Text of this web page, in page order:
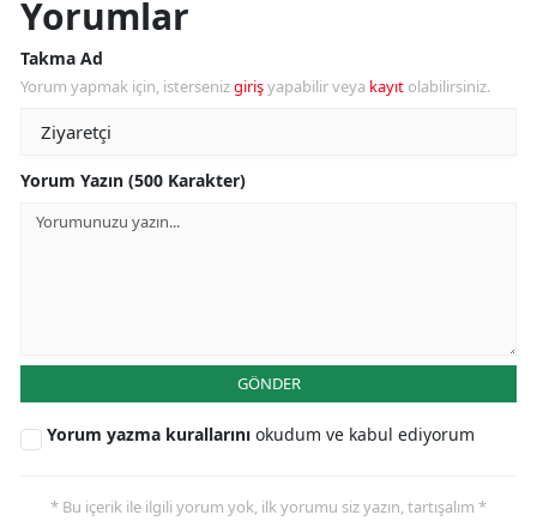
Yorumlar
Takma Ad
Yorum yapmak için, istersenizgirişyapabilir veya kayıt olabilirsiniz.
Yorum Yazın (500 Karakter)
GÖNDER
Yorum yazma kurallarını okudum ve kabul ediyorum
* Bu içerik ile ilgili yorum yok, ilk yorumu siz yazın, tartışalım *